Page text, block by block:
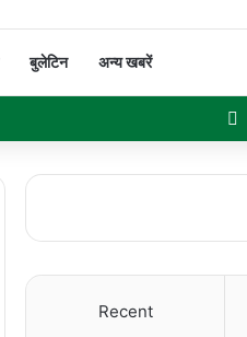
बुलेटिन अन्य खबरें
Recent